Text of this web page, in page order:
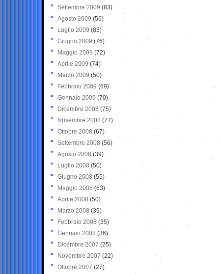
Settembre 2009 (83)
Agosto 2009 (56)
Luglio 2009 (83)
Giugno 2009 (76)
Maggio 2009 (72)
Aprile 2009 (74)
Marzo 2009 (50)
Febbraio 2009 (69)
Gennaio 2009 (70)
Dicembre 2008 (75)
Novembre 2008 (77)
Ottobre 2008 (67)
Settembre 2008 (56)
Agosto 2008 (39)
Luglio 2008 (50)
Giugno 2008 (55)
Maggio 2008(63)
Aprile 2008 (50)
Marzo 2008 (39)
Febbraio 2008 (35)
Gennaio 2008 (36)
Dicembre 2007 (25)
Novembre 2007 (22)
Ottobre 2007 (27)